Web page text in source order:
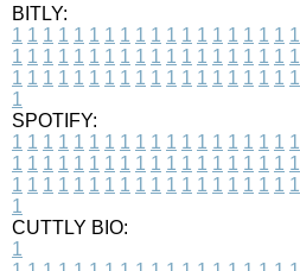
BITLY:
1 1 1 1 1 1 1 1 1 1 1 1 1 1 1 1 1 1 1
1 1 1 1 1 1 1 1 1 1 1 1 1 1 1 1 1 1 1
1 1 1 1 1 1 1 1 1 1 1 1 1 1 1 1 1 1 1
1
SPOTIFY:
1 1 1 1 1 1 1 1 1 1 1 1 1 1 1 1 1 1 1
1 1 1 1 1 1 1 1 1 1 1 1 1 1 1 1 1 1 1
1 1 1 1 1 1 1 1 1 1 1 1 1 1 1 1 1 1 1
1
CUTTLY BIO:
1